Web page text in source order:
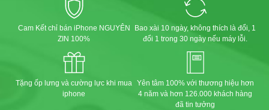
Cam Kết chỉ bán iPhone NGUYÊN
ZIN 100%
Bao xài 10 ngày, không thích là đổi, 1
đổi 1 trong 30 ngày nếu máy lỗi.
Tặng ốp lưng và cường lực khi mua
iphone
Yên tâm 100% với thương hiệu hơn
4 năm và hơn 126.000 khách hàng
đã tin tưởng